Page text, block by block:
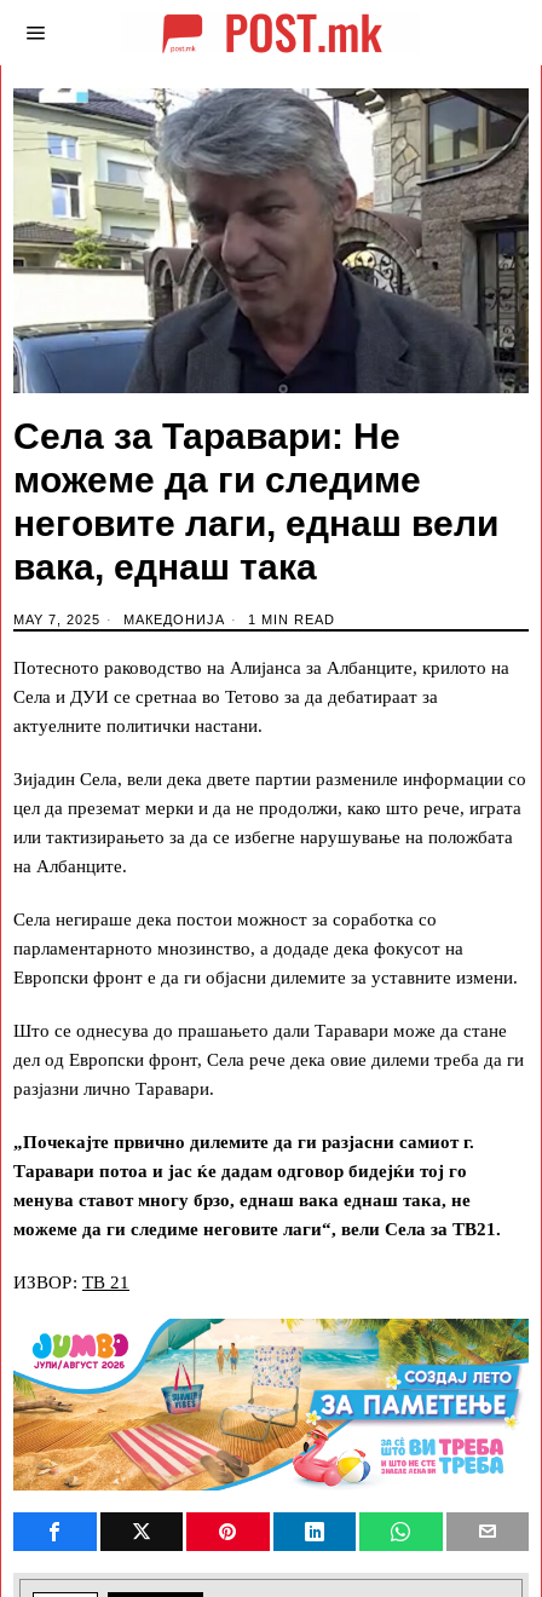
Села за Таравари: Не
можеме да ги следиме
неговите лаги, еднаш вели
вака, еднаш така
MAY 7, 2025 МАКЕДОНИЈА 1 MIN READ
Потесното раководство на Алијанса за Албанците, крилото на
Села и ДУИ се сретнаа во Тетово за да дебатираат за
актуелните политички настани.
Зијадин Села, вели дека двете партии размениле информации со
цел да преземат мерки и да не продолжи, како што рече, играта
или тактизирањето за да се избегне нарушување на положбата
на Албанците.
Села негираше дека постои можност за соработка со
парламентарното мнозинство, а додаде дека фокусот на
Европски фронт е да ги објасни дилемите за уставните измени.
Што се однесува до прашањето дали Таравари може да стане
дел од Европски фронт, Села рече дека овие дилеми треба да ги
разјазни лично Таравари.
„Почекајте првично дилемите да ги разјасни самиот г.
Таравари потоа и јас ќе дадам одговор бидејќи тој го
менува ставот многу брзо, еднаш вака еднаш така, не
можеме да ги следиме неговите лаги“, вели Села за ТВ21.
ИЗВОР: ТВ 21